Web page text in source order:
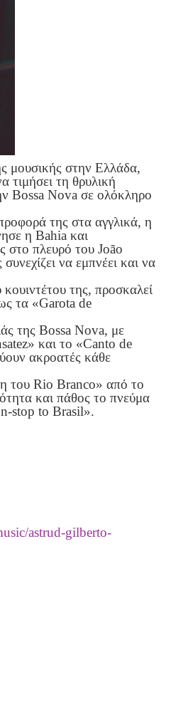
μουσικής στην Ελλάδα,
τιμήσει τη θρυλική
Bossa Nova σε ολόκληρο
της στα αγγλικά, η
η Bahia και
στο πλευρό του João
να εμπνέει και να
της, προσκαλεί
τα «Garota de
της Bossa Nova, με
και το «Canto de
ακροατές κάθε
του Rio Branco» από το
και πάθος το πνεύμα
stop to Brasil».
astrud-gilberto-